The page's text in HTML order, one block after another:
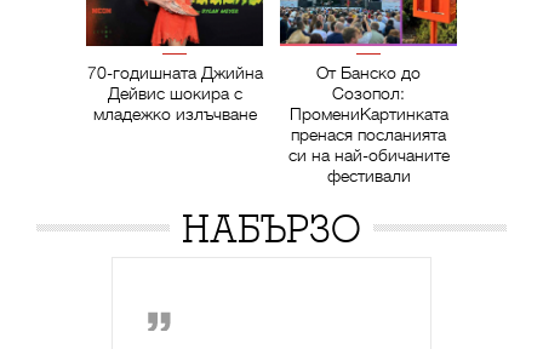
70-годишната Джийна
Дейвис шокира с
младежко излъчване
От Банско до
Созопол:
ПромениКартинката
пренася посланията
си на най-обичаните
фестивали
НАБЪРЗО